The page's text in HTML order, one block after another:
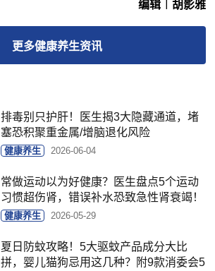
编辑︱胡影雅
更多健康养生资讯
排毒别只护肝！医生揭3大隐藏通道，堵
塞恐积聚重金属/增脑退化风险
健康养生 2026-06-04
常做运动以为好健康？医生盘点5个运动
习惯超伤肾，错误补水恐致急性肾衰竭！
健康养生 2026-05-29
夏日防蚊攻略！5大驱蚊产品成分大比
拼，婴儿猫狗忌用这几种？附9款消委会5